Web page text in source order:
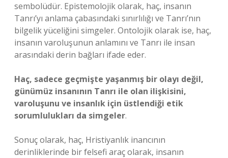
sembolüdür. Epistemolojik olarak, haç, insanın
Tanrı’yı anlama çabasındaki sınırlılığı ve Tanrı’nın
bilgelik yüceliğini simgeler. Ontolojik olarak ise, haç,
insanın varoluşunun anlamını ve Tanrı ile insan
arasındaki derin bağları ifade eder.
Haç, sadece geçmişte yaşanmış bir olayı değil,
günümüz insanının Tanrı ile olan ilişkisini,
varoluşunu ve insanlık için üstlendiği etik
sorumlulukları da simgeler.
Sonuç olarak, haç, Hristiyanlık inancının
derinliklerinde bir felsefi araç olarak, insanın